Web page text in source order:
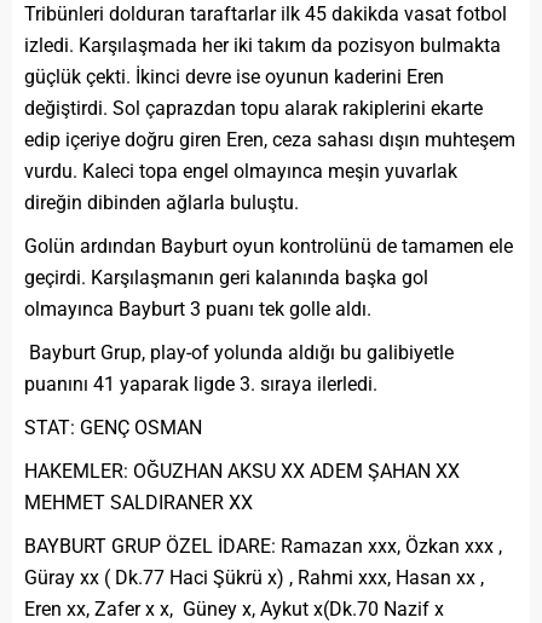
Tribünleri dolduran taraftarlar ilk 45 dakikda vasat fotbol
izledi. Karşılaşmada her iki takım da pozisyon bulmakta
güçlük çekti. İkinci devre ise oyunun kaderini Eren
değiştirdi. Sol çaprazdan topu alarak rakiplerini ekarte
edip içeriye doğru giren Eren, ceza sahası dışın muhteşem
vurdu. Kaleci topa engel olmayınca meşin yuvarlak
direğin dibinden ağlarla buluştu.
Golün ardından Bayburt oyun kontrolünü de tamamen ele
geçirdi. Karşılaşmanın geri kalanında başka gol
olmayınca Bayburt 3 puanı tek golle aldı.
Bayburt Grup, play-of yolunda aldığı bu galibiyetle
puanını 41 yaparak ligde 3. sıraya ilerledi.
STAT: GENÇ OSMAN
HAKEMLER: OĞUZHAN AKSU XX ADEM ŞAHAN XX
MEHMET SALDIRANER XX
BAYBURT GRUP ÖZEL İDARE: Ramazan xxx, Özkan xxx ,
Güray xx ( Dk.77 Haci Şükrü x) , Rahmi xxx, Hasan xx ,
Eren xx, Zafer x x, Güney x, Aykut x(Dk.70 Nazif x